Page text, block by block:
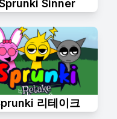
Sinner
리테이크